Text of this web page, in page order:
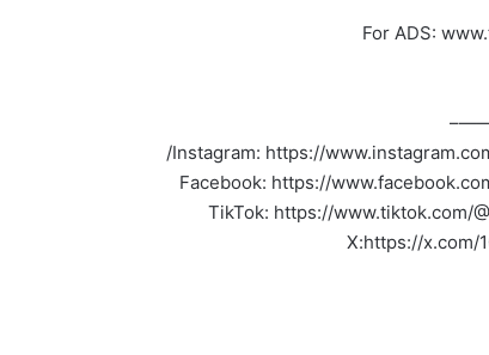
For ADS:
Instagram: https://
Facebook: https://
TikTok: https://www.tiktok.com/
X:https://x.com/